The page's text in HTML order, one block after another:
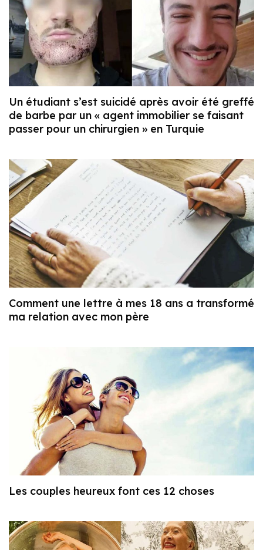
Un étudiant s’est suicidé après avoir été greffé
de barbe par un « agent immobilier se faisant
passer pour un chirurgien » en Turquie
Comment une lettre à mes 18 ans a transformé
ma relation avec mon père
Les couples heureux font ces 12 choses